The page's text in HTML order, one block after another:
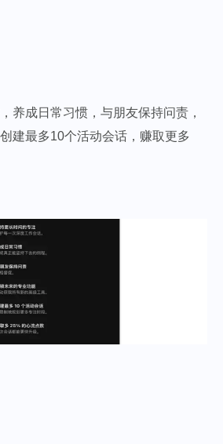
养成日常习惯，与朋友保持问责，
建最多10个活动会话，赚取更多